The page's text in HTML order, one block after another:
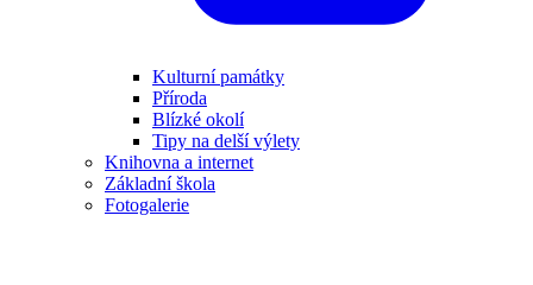
Kulturní památky
Příroda
Blízké okolí
Tipy na delší výlety
Knihovna a internet
Základní škola
Fotogalerie